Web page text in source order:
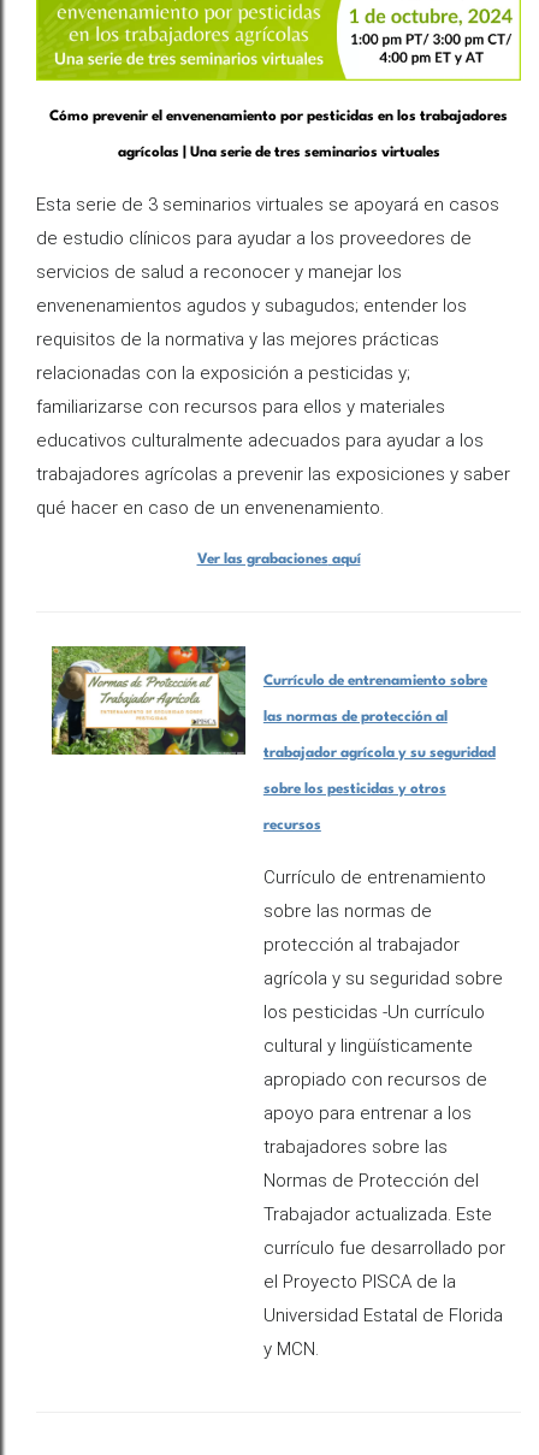
Cómo prevenir el envenenamiento por pesticidas en los trabajadores
agrícolas | Una serie de tres seminarios virtuales
Esta serie de 3 seminarios virtuales se apoyará en casos
de estudio clínicos para ayudar a los proveedores de
servicios de salud a reconocer y manejar los
envenenamientos agudos y subagudos; entender los
requisitos de la normativa y las mejores prácticas
relacionadas con la exposición a pesticidas y;
familiarizarse con recursos para ellos y materiales
educativos culturalmente adecuados para ayudar a los
trabajadores agrícolas a prevenir las exposiciones y saber
qué hacer en caso de un envenenamiento.
Ver las grabaciones aquí
Currículo de entrenamiento sobre
las normas de protección al
trabajador agrícola y su seguridad
sobre los pesticidas y otros
recursos
Currículo de entrenamiento
sobre las normas de
protección al trabajador
agrícola y su seguridad sobre
los pesticidas -Un currículo
cultural y lingüísticamente
apropiado con recursos de
apoyo para entrenar a los
trabajadores sobre las
Normas de Protección del
Trabajador actualizada. Este
currículo fue desarrollado por
el Proyecto PISCA de la
Universidad Estatal de Florida
y MCN.